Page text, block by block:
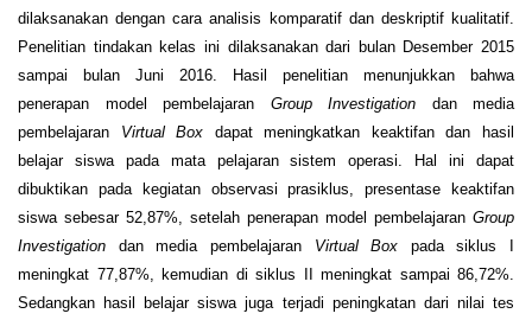
dilaksanakan dengan cara analisis komparatif dan deskriptif kualitatif.
Penelitian tindakan kelas ini dilaksanakan dari bulan Desember 2015
sampai bulan Juni 2016. Hasil penelitian menunjukkan bahwa
penerapan model pembelajaran Group Investigation dan media
pembelajaran Virtual Box dapat meningkatkan keaktifan dan hasil
belajar siswa pada mata pelajaran sistem operasi. Hal ini dapat
dibuktikan pada kegiatan observasi prasiklus, presentase keaktifan
siswa sebesar 52,87%, setelah penerapan model pembelajaran Group
Investigation dan media pembelajaran Virtual Box pada siklus I
meningkat 77,87%, kemudian di siklus II meningkat sampai 86,72%.
Sedangkan hasil belajar siswa juga terjadi peningkatan dari nilai tes